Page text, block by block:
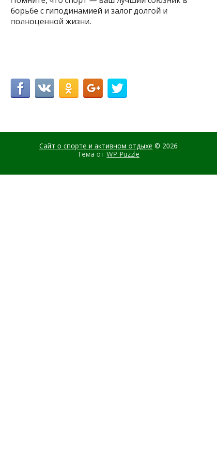
борьбе с гиподинамией и залог долгой и
полноценной жизни.
Сайт о спорте и активном отдыхе © 2026
Тема от WP Puzzle